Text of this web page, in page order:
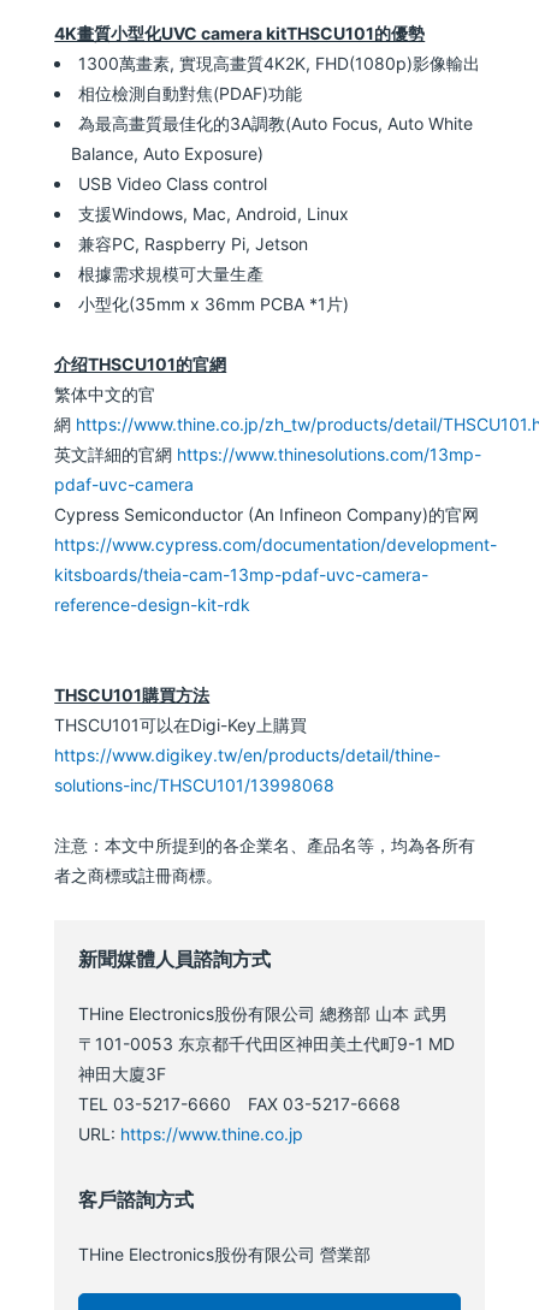
4K畫質小型化UVC camera kitTHSCU101的優勢
1300萬畫素, 實現高畫質4K2K, FHD(1080p)影像輸出
相位檢測自動對焦(PDAF)功能
為最高畫質最佳化的3A調教(Auto Focus, Auto White
Balance, Auto Exposure)
USB Video Class control
支援Windows, Mac, Android, Linux
兼容PC, Raspberry Pi, Jetson
根據需求規模可大量生產
小型化(35mm x 36mm PCBA *1片)
介绍THSCU101的官網
繁体中文的官
網 https://www.thine.co.jp/zh_tw/products/detail/
英文詳細的官網 https://www.thinesolutions.com/13mp-
pdaf-uvc-camera
Cypress Semiconductor (An Infineon Company)的官网
https://www.cypress.com/documentation/development-
kitsboards/theia-cam-13mp-pdaf-uvc-camera-
reference-design-kit-rdk
THSCU101購買方法
THSCU101可以在Digi-Key上購買
https://www.digikey.tw/en/products/detail/thine-
solutions-inc/THSCU101/13998068
注意：本文中所提到的各企業名、產品名等，均為各所有
者之商標或註冊商標。
新聞媒體人員諮詢方式
THine Electronics股份有限公司 總務部 山本 武男
〒101-0053 东京都千代田区神田美土代町9-1 MD
神田大廈3F
TEL 03-5217-6660 FAX 03-5217-6668
URL: https://www.thine.co.jp
客戶諮詢方式
THine Electronics股份有限公司 營業部